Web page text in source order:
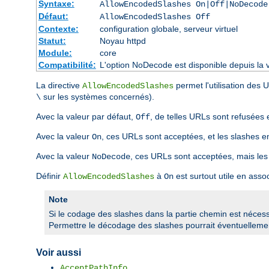
Syntaxe:
AllowEncodedSlashes On|Off|NoDecode
Défaut:
AllowEncodedSlashes Off
Contexte:
configuration globale, serveur virtuel
Statut:
Noyau httpd
Module:
core
Compatibilité: L'option NoDecode est disponible depuis la
La directive AllowEncodedSlashes permet l'utilisation des
\ sur les systèmes concernés).
Avec la valeur par défaut, Off , de telles URLs sont
Avec la valeur On , ces URLs sont acceptées, et les slashes
Avec la valeur NoDecode , ces URLs sont acceptées, mais
Définir AllowEncodedSlashes à On est surtout utile en
Note
Si le codage des slashes dans la partie chemin est
Permettre le décodage des slashes pourrait
Voir aussi